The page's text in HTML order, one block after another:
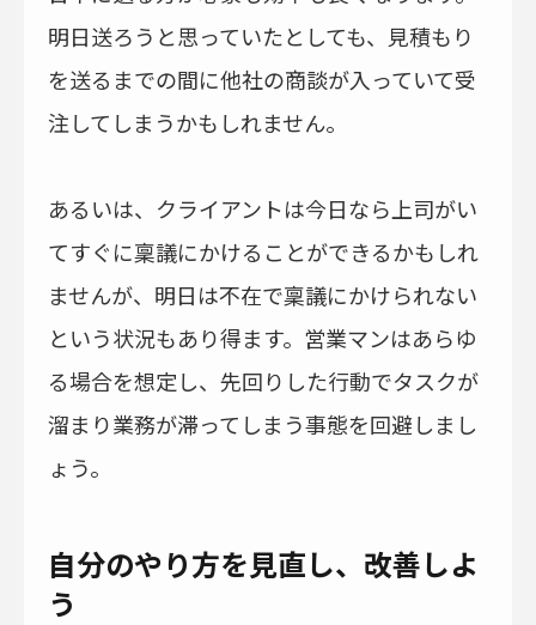
明日送ろうと思っていたとしても、見積もり
を送るまでの間に他社の商談が入っていて受
注してしまうかもしれません。
あるいは、クライアントは今日なら上司がい
てすぐに稟議にかけることができるかもしれ
ませんが、明日は不在で稟議にかけられない
という状況もあり得ます。営業マンはあらゆ
る場合を想定し、先回りした行動でタスクが
溜まり業務が滞ってしまう事態を回避しまし
ょう。
自分のやり方を見直し、改善しよ
う